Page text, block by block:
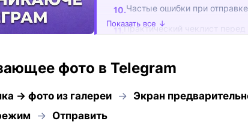
Частые ошибки при отправке
Практический чеклист перед
Показать все ↓
фото в Telegram
→ фото из галереи → Экран
→ Отправить